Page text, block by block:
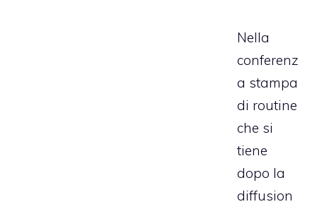
Nella
conferenz
a stampa
di routine
che si
tiene
dopo la
diffusion